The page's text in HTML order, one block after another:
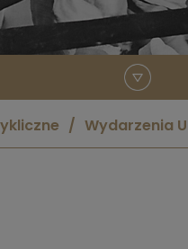
Wydarzenia